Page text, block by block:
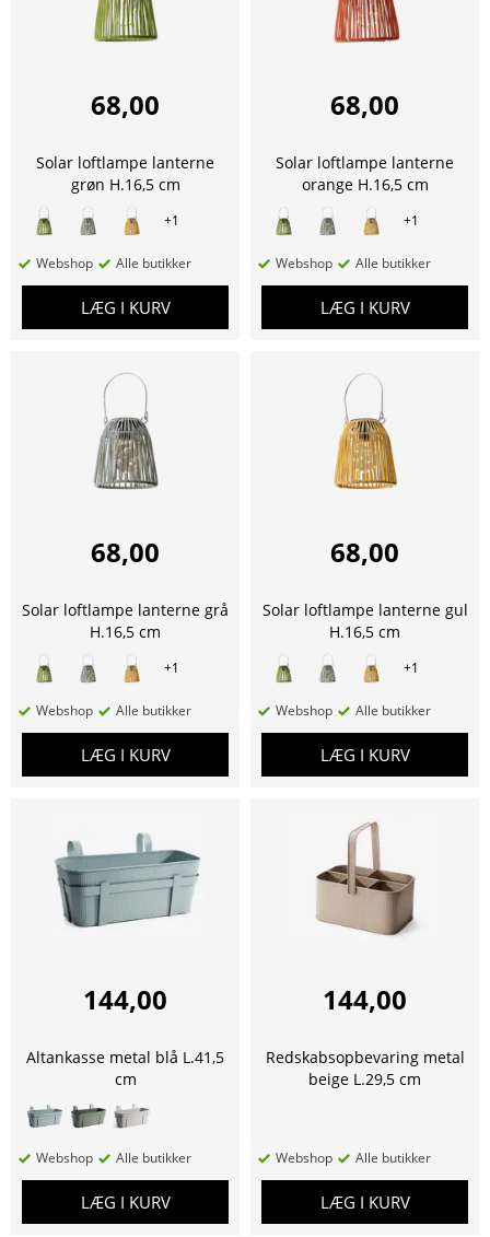
68,00
Solar loftlampe lanterne
grøn H.16,5 cm
+1
Webshop Alle butikker
LÆG I KURV
68,00
Solar loftlampe lanterne
orange H.16,5 cm
+1
Webshop Alle butikker
LÆG I KURV
68,00
Solar loftlampe lanterne grå
H.16,5 cm
+1
Webshop Alle butikker
LÆG I KURV
68,00
Solar loftlampe lanterne gul
H.16,5 cm
+1
Webshop Alle butikker
LÆG I KURV
144,00
Altankasse metal blå L.41,5
cm
Webshop Alle butikker
LÆG I KURV
144,00
Redskabsopbevaring metal
beige L.29,5 cm
Webshop Alle butikker
LÆG I KURV